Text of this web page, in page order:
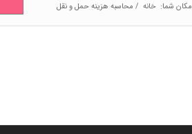
مکان شما: خانه / محاسبه هزینه حمل و نقل